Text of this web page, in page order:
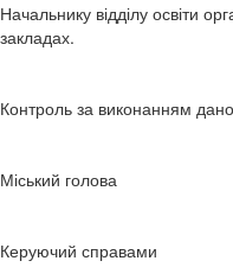
Начальнику відділу освіти
закладах.
Контроль за виконанням
Міський
Керуючий